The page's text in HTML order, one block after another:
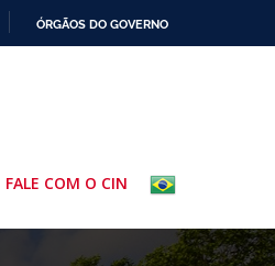
ÓRGÃOS DO GOVERNO
FALE COM O CIN